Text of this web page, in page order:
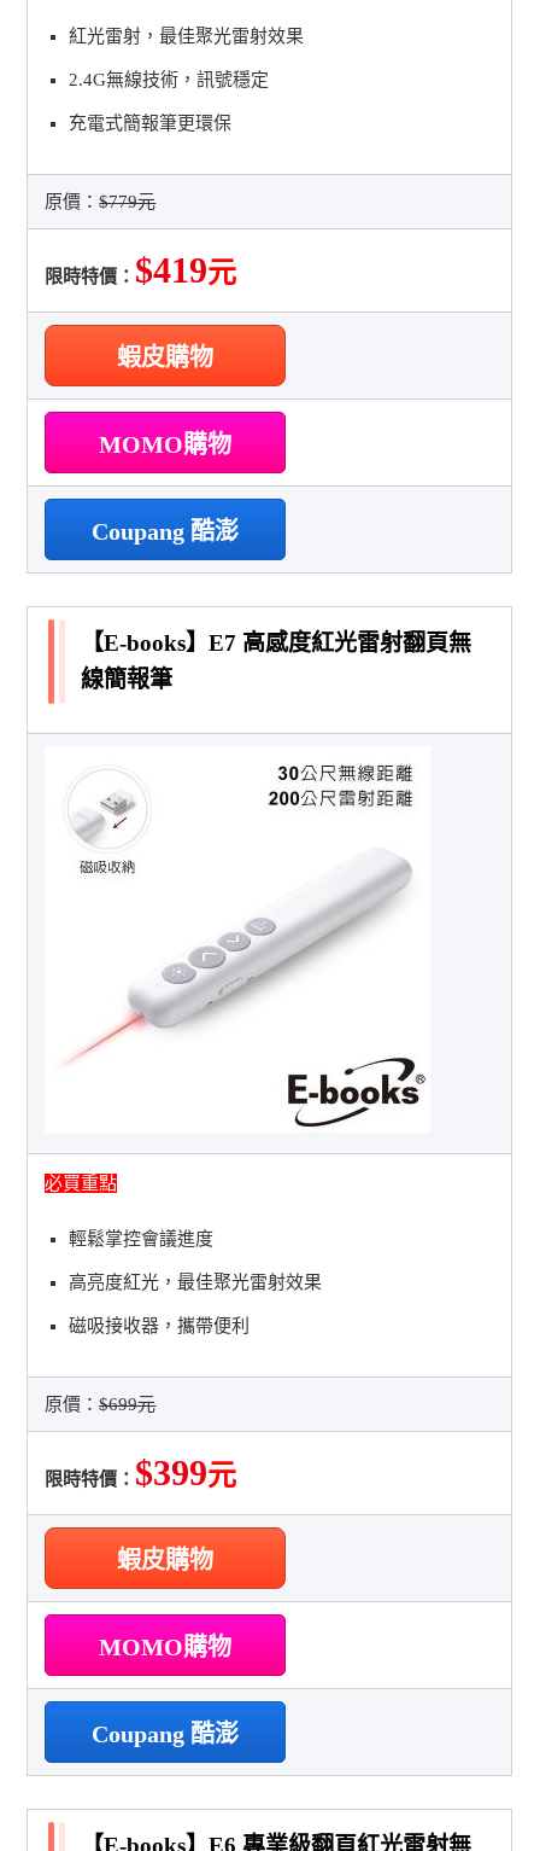
紅光雷射，最佳聚光雷射效果
2.4G無線技術，訊號穩定
充電式簡報筆更環保
原價：$779元
限時特價： $419元
蝦皮購物
MOMO購物
Coupang 酷澎
【E-books】E7 高感度紅光雷射翻頁無
線簡報筆
必買重點
輕鬆掌控會議進度
高亮度紅光，最佳聚光雷射效果
磁吸接收器，攜帶便利
原價：$699元
限時特價： $399元
蝦皮購物
MOMO購物
Coupang 酷澎
【E-books】E6 專業級翻頁紅光雷射無